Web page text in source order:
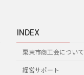
INDEX
栗東市商工会について
経営サポート